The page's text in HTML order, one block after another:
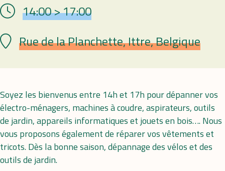
Hour 14:00 > 17:00
Lieu Rue de la Planchette, Ittre, Belgique
Soyez les bienvenus entre 14h et 17h pour dépanner vos
électro-ménagers, machines à coudre, aspirateurs, outils
de jardin, appareils informatiques et jouets en bois…. Nous
vous proposons également de réparer vos vêtements et
tricots. Dès la bonne saison, dépannage des vélos et des
outils de jardin.